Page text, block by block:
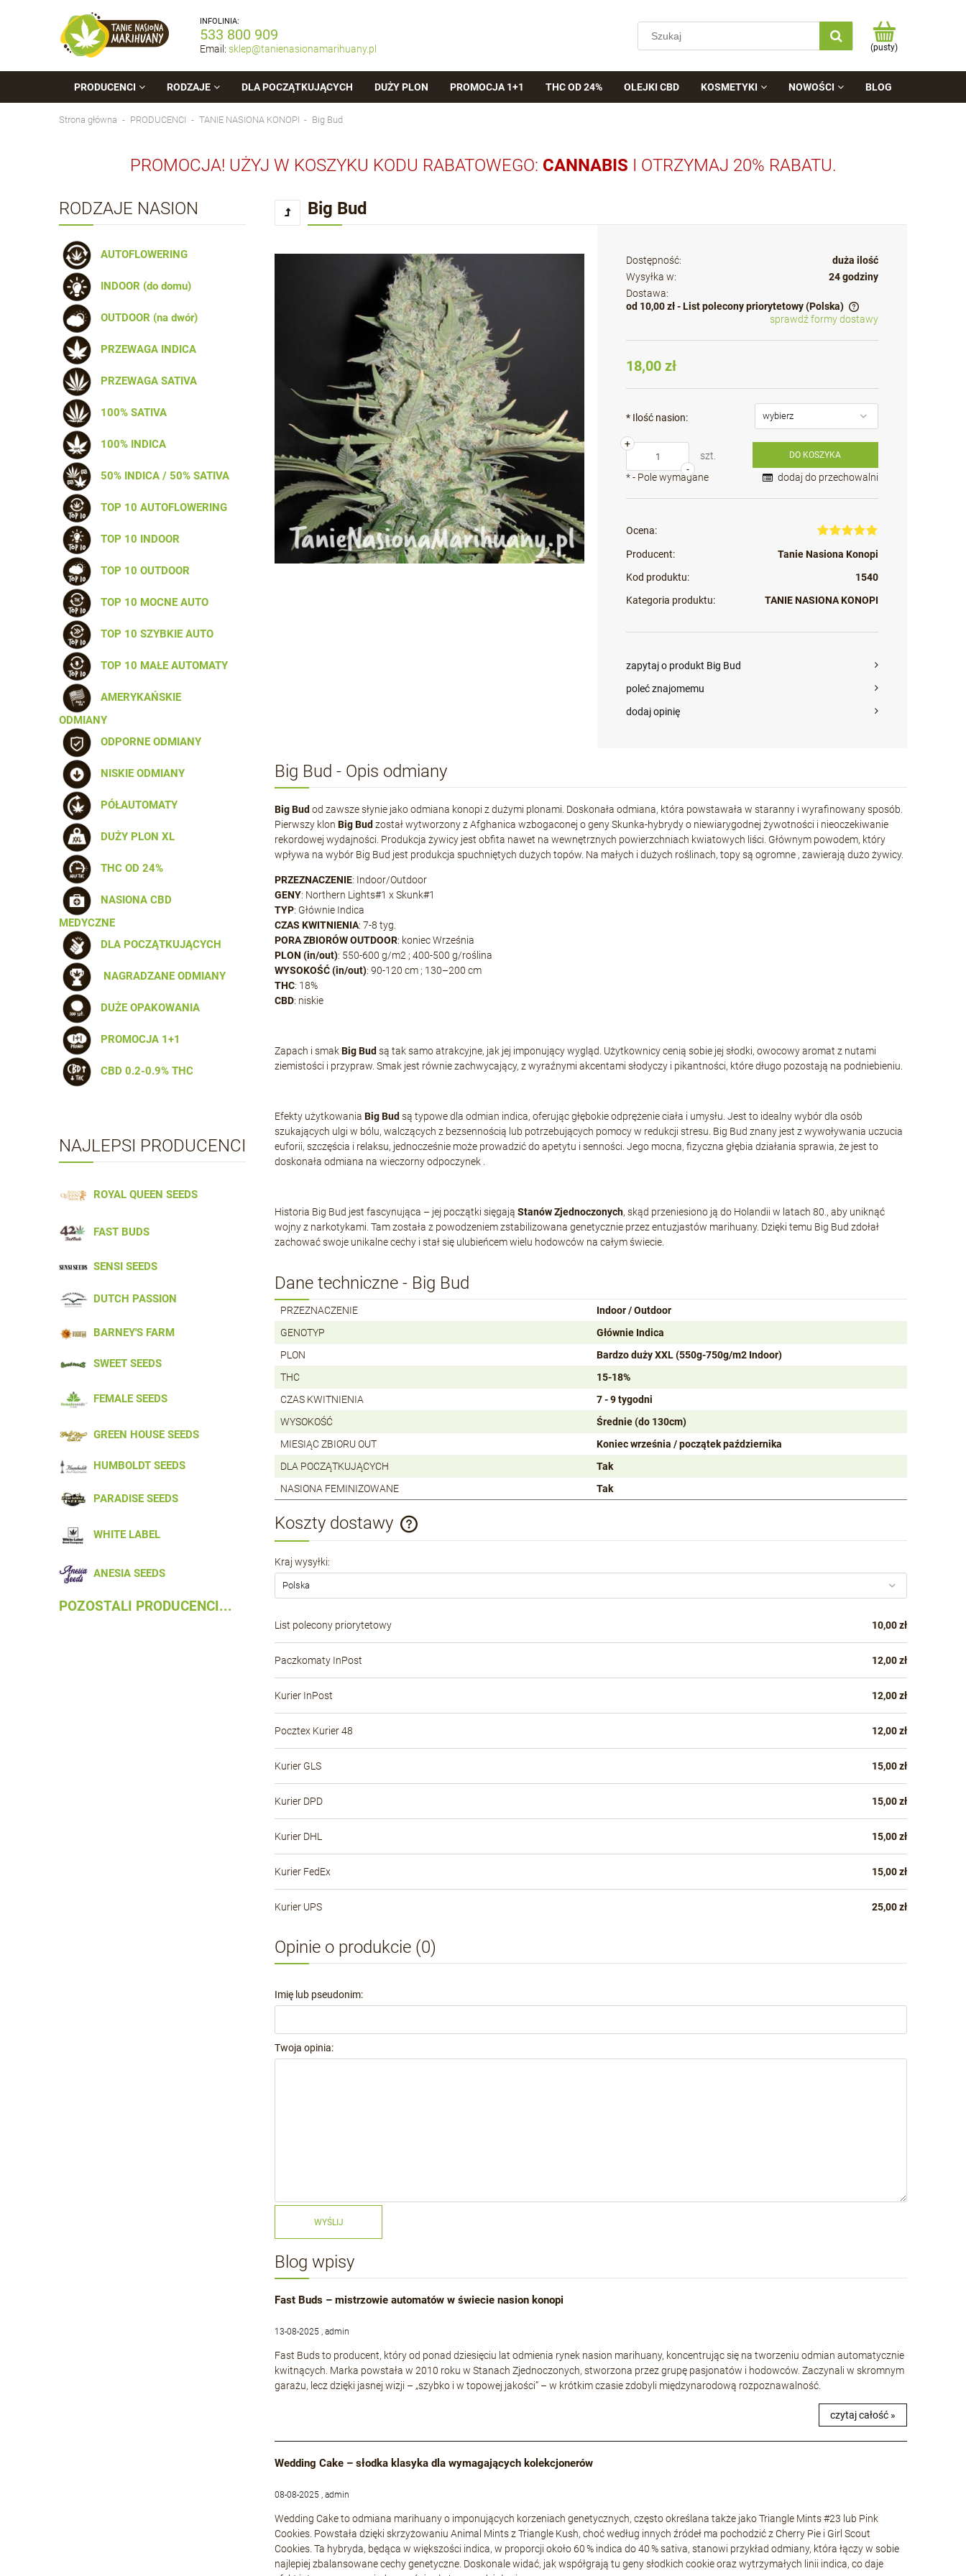
INFOLINIA:
533 800 909
Email: sklep@tanienasionamarihuany.pl (pusty)
PRODUCENCI RODZAJE DLA POCZĄTKUJĄCYCH DUŻY PLON PROMOCJA 1+1 THC OD 24% OLEJKI CBD KOSMETYKI NOWOŚCI BLOG
Strona główna PRODUCENCI TANIE NASIONA KONOPI Big Bud
PROMOCJA! UŻYJ W KOSZYKU KODU RABATOWEGO: CANNABIS I OTRZYMAJ 20% RABATU.
RODZAJE NASION
AUTOFLOWERING
INDOOR (do domu)
OUTDOOR (na dwór)
PRZEWAGA INDICA
PRZEWAGA SATIVA
100% SATIVA
100% INDICA
50% INDICA / 50% SATIVA
TOP 10 AUTOFLOWERING
TOP 10 INDOOR
TOP 10 OUTDOOR
TOP 10 MOCNE AUTO
TOP 10 SZYBKIE AUTO
TOP 10 MAŁE AUTOMATY
AMERYKAŃSKIE
ODMIANY
ODPORNE ODMIANY
NISKIE ODMIANY
PÓŁAUTOMATY
DUŻY PLON XL
THC OD 24%
NASIONA CBD
MEDYCZNE
DLA POCZĄTKUJĄCYCH
NAGRADZANE ODMIANY
DUŻE OPAKOWANIA
PROMOCJA 1+1
CBD 0.2-0.9% THC
NAJLEPSI PRODUCENCI
ROYAL QUEEN SEEDS
FAST BUDS
SENSI SEEDS
DUTCH PASSION
BARNEY'S FARM
SWEET SEEDS
FEMALE SEEDS
GREEN HOUSE SEEDS
HUMBOLDT SEEDS
PARADISE SEEDS
WHITE LABEL
ANESIA SEEDS
POZOSTALI PRODUCENCI...
Big Bud
Dostępność:
duża ilość
Wysyłka w:
24 godziny
Dostawa:
od 10,00 zł - List polecony priorytetowy (Polska)
Cena nie zawiera ewentualnych kosztów
sprawdź formy dostawy
18,00 zł
* Ilość nasion:
-
+
szt.
DO KOSZYKA
dodaj do przechowalni
*- Pole wymagane
Ocena:
Producent:
Tanie Nasiona Konopi
Kod produktu:
1540
Kategoria produktu:
TANIE NASIONA KONOPI
zapytaj o produkt Big Bud
poleć znajomemu
dodaj opinię
Big Bud - Opis odmiany
Big Bud od zawsze słynie jako odmiana konopi z dużymi plonami. Doskonała odmiana, która powstawała w staranny i wyrafinowany sposób.
Pierwszy klon Big Bud został wytworzony z Afghanica wzbogaconej o geny Skunka-hybrydy o niewiarygodnej żywotności i nieoczekiwanie
rekordowej wydajności. Produkcja żywicy jest obfita nawet na wewnętrznych powierzchniach kwiatowych liści. Głównym powodem, który
wpływa na wybór Big Bud jest produkcja spuchniętych dużych topów. Na małych i dużych roślinach, topy są ogromne , zawierają dużo żywicy.
PRZEZNACZENIE: Indoor/Outdoor
GENY: Northern Lights#1 x Skunk#1
TYP: Głównie Indica
CZAS KWITNIENIA: 7-8 tyg.
PORA ZBIORÓW OUTDOOR: koniec Września
PLON (in/out): 550-600 g/m2 ; 400-500 g/roślina
WYSOKOŚĆ (in/out): 90-120 cm ; 130–200 cm
THC: 18%
CBD: niskie
Zapach i smakBig Bud są tak samo atrakcyjne, jak jej imponujący wygląd. Użytkownicy cenią sobie jej słodki, owocowy aromat z nutami
ziemistości i przypraw. Smak jest równie zachwycający, z wyraźnymi akcentami słodyczy i pikantności, które długo pozostają na podniebieniu.
Efekty użytkowania Big Bud są typowe dla odmian indica, oferując głębokie odprężenie ciała i umysłu. Jest to idealny wybór dla osób
szukających ulgi w bólu, walczących z bezsennością lub potrzebujących pomocy w redukcji stresu. Big Bud znany jest z wywoływania uczucia
euforii, szczęścia i relaksu, jednocześnie może prowadzić do apetytu i senności. Jego mocna, fizyczna głębia działania sprawia, że jest to
doskonała odmiana na wieczorny odpoczynek .
Historia Big Bud jest fascynująca – jej początki sięgają Stanów Zjednoczonych, skąd przeniesiono ją do Holandii w latach 80., aby uniknąć
wojny z narkotykami. Tam została z powodzeniem zstabilizowana genetycznie przez entuzjastów marihuany. Dzięki temu Big Bud zdołał
zachować swoje unikalne cechy i stał się ulubieńcem wielu hodowców na całym świecie.
Dane techniczne - Big Bud
PRZEZNACZENIE
Indoor / Outdoor
GENOTYP
Głównie Indica
PLON
Bardzo duży XXL (550g-750g/m2 Indoor)
THC
15-18%
CZAS KWITNIENIA
7 - 9 tygodni
WYSOKOŚĆ
Średnie (do 130cm)
MIESIĄC ZBIORU OUT
Koniec września / początek października
DLA POCZĄTKUJĄCYCH
Tak
NASIONA FEMINIZOWANE
Tak
Koszty dostawy
płatności
Kraj wysyłki:
List polecony priorytetowy 10,00 zł
Paczkomaty InPost 12,00 zł
Kurier InPost 12,00 zł
Pocztex Kurier 48 12,00 zł
Kurier GLS 15,00 zł
Kurier DPD 15,00 zł
Kurier DHL 15,00 zł
Kurier FedEx 15,00 zł
Kurier UPS 25,00 zł
Opinie o produkcie (0)
Imię lub pseudonim:
Twoja opinia:
WYŚLIJ
Blog wpisy
Fast Buds – mistrzowie automatów w świecie nasion konopi
13-08-2025 , admin
Fast Buds to producent, który od ponad dziesięciu lat odmienia rynek nasion marihuany, koncentrując się na tworzeniu odmian automatycznie
kwitnących. Marka powstała w 2010 roku w Stanach Zjednoczonych, stworzona przez grupę pasjonatów i hodowców. Zaczynali w skromnym
garażu, lecz dzięki jasnej wizji – „szybko i w topowej jakości” – w krótkim czasie zdobyli międzynarodową rozpoznawalność.
czytaj całość »
Wedding Cake – słodka klasyka dla wymagających kolekcjonerów
08-08-2025 , admin
Wedding Cake to odmiana marihuany o imponujących korzeniach genetycznych, często określana także jako Triangle Mints #23 lub Pink
Cookies. Powstała dzięki skrzyżowaniu Animal Mints z Triangle Kush, choć według innych źródeł ma pochodzić z Cherry Pie i Girl Scout
Cookies. Ta hybryda, będąca w większości indica, w proporcji około 60 % indica do 40 % sativa, stanowi przykład odmiany, która łączy w sobie
najlepiej zbalansowane cechy genetyczne. Doskonale widać, jak współgrają tu geny słodkich cookie oraz wytrzymałych linii indica, co daje